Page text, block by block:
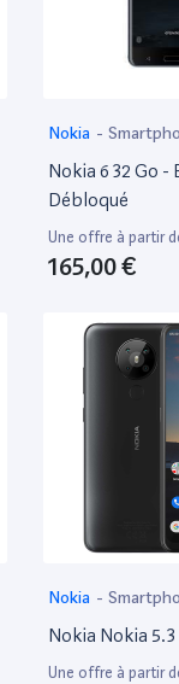
Nokia -
Nokia 6 32 Go -
Débloqué
Une offre à partir
165,00 €
Nokia -
Nokia Nokia
Une offre à partir